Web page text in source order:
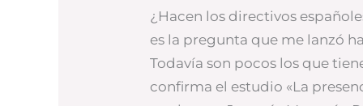
¿Hacen los directivos
es la pregunta que me lanzó
Todavía son pocos los que
confirma el estudio «La
buen